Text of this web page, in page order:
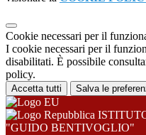
Cookie necessari per il
I cookie necessari per il
disabilitati. È possibile
policy.
Accetta tutti Salva le
"GUIDO BENTIVOGLIO"